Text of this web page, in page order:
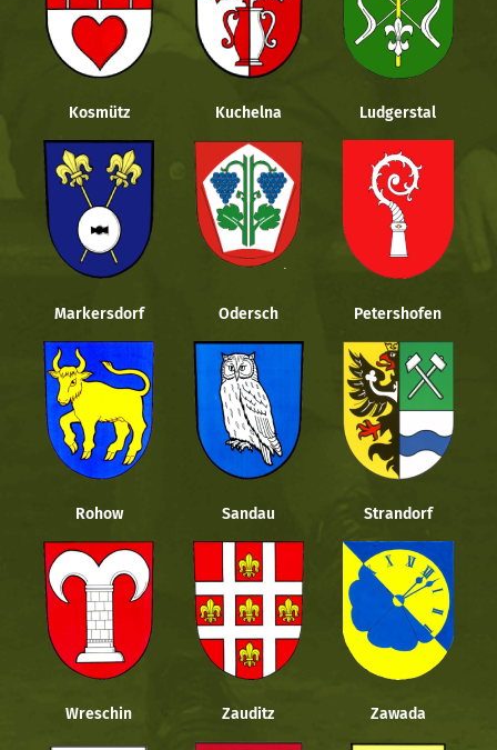
Kosmütz Kuchelna Ludgerstal
Markersdorf Odersch Petershofen
Rohow Sandau Strandorf
Wreschin Zauditz Zawada